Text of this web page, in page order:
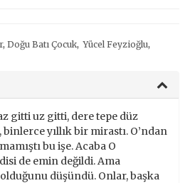
, Doğu Batı Çocuk, Yücel Feyzioğlu,
gitti uz gitti, dere tepe düz
yıllık bir mirastı. O’ndan
bu işe. Acaba O
de emin değildi. Ama
düşündü. Onlar, başka